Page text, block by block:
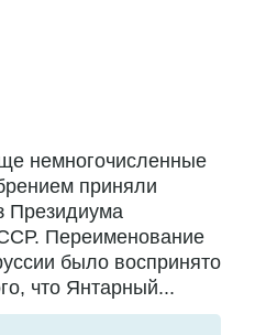
немногочисленные
приняли
Президиума
Переименование
было воспринято
что Янтарный...